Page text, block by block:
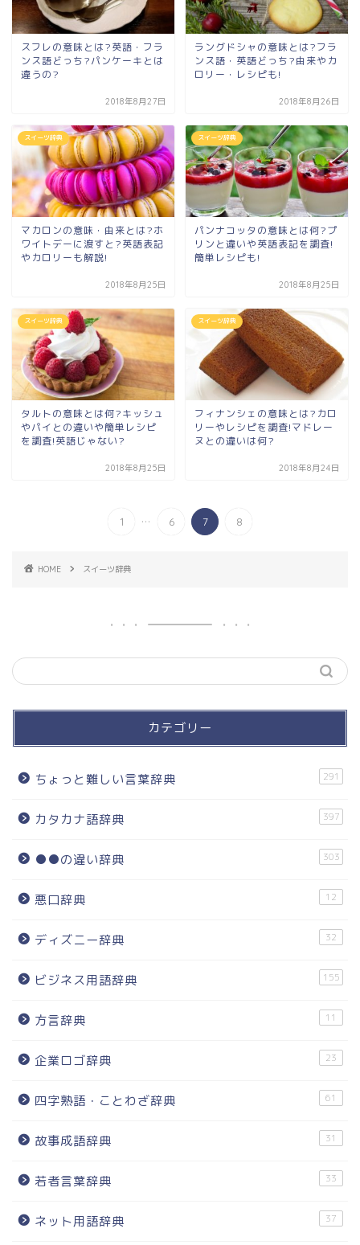
スフレの意味とは?英語・フラ
ンス語どっち?パンケーキとは
違うの?
2018年8月27日
ラングドシャの意味とは?フラ
ンス語・英語どっち?由来やカ
ロリー・レシピも!
2018年8月26日
スイーツ辞典
マカロンの意味・由来とは?ホ
ワイトデーに渡すと?英語表記
やカロリーも解説!
2018年8月25日
スイーツ辞典
パンナコッタの意味とは何?プ
リンと違いや英語表記を調査!
簡単レシピも!
2018年8月25日
スイーツ辞典
タルトの意味とは何?キッシュ
やパイとの違いや簡単レシピ
を調査!英語じゃない?
2018年8月25日
スイーツ辞典
フィナンシェの意味とは?カロ
リーやレシピを調査!マドレー
ヌとの違いは何?
2018年8月24日
1 ... 6 7 8
HOME スイーツ辞典
カテゴリー
ちょっと難しい言葉辞典 291
カタカナ語辞典 397
●●の違い辞典 303
悪口辞典 12
ディズニー辞典 32
ビジネス用語辞典 155
方言辞典 11
企業ロゴ辞典 23
四字熟語・ことわざ辞典 61
故事成語辞典 31
若者言葉辞典 33
ネット用語辞典 37